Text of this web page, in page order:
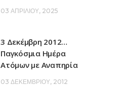
03 ΑΠΡΙΛΊΟΥ, 2025
3 Δεκέμβρη 2012…
Παγκόσμια Ημέρα
Ατόμων με Αναπηρία
03 ΔΕΚΕΜΒΡΊΟΥ, 2012